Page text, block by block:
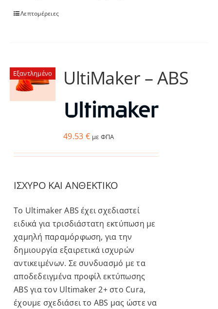
Λεπτομέρειες
Εξαντλημένο UltiMaker – ABS
49.53 € με ΦΠΑ
ΙΣΧΥΡΟ ΚΑΙ ΑΝΘΕΚΤΙΚΟ
Το Ultimaker ABS έχει σχεδιαστεί
ειδικά για τρισδιάστατη εκτύπωση με
χαμηλή παραμόρφωση, για την
δημιουργία εξαιρετικά ισχυρών
αντικειμένων. Σε συνδυασμό με τα
αποδεδειγμένα προφίλ εκτύπωσης
ABS για τον Ultimaker 2+ στο Cura,
έχουμε σχεδιάσει το ABS μας ώστε να